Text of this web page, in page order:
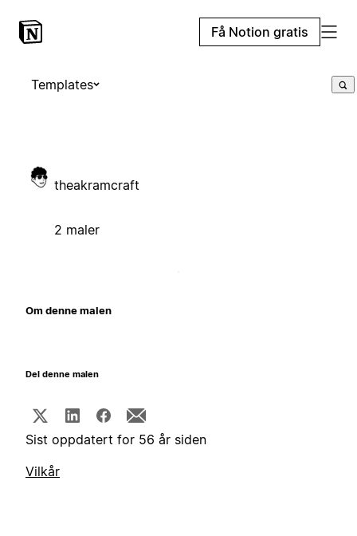
Få Notion gratis
Templates
theakramcraft
2 maler
Om denne malen
Del denne malen
Sist oppdatert for 56 år siden
Vilkår